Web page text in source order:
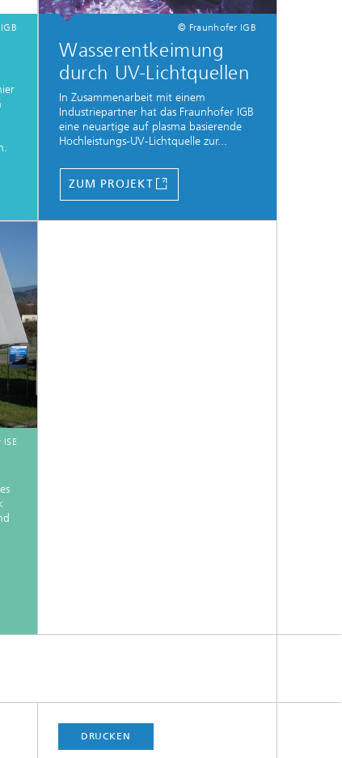
© Fraunhofer IGB
Wasserentkeimung
durch UV-Lichtquellen
In Zusammenarbeit mit einem
Industriepartner hat das Fraunhofer IGB
eine neuartige auf plasma basierende
Hochleistungs-UV-Lichtquelle zur...
ZUM PROJEKT
DRUCKEN